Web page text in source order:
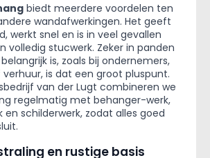
biedt meerdere voordelen ten
wandafwerkingen. Het geeft
werkt snel en is in veel gevallen
volledig stucwerk. Zeker in panden
is, zoals bij ondernemers,
is dat een groot pluspunt.
van der Lugt combineren we
regelmatig met behanger-werk,
en schilderwerk, zodat alles goed
en rustige basis